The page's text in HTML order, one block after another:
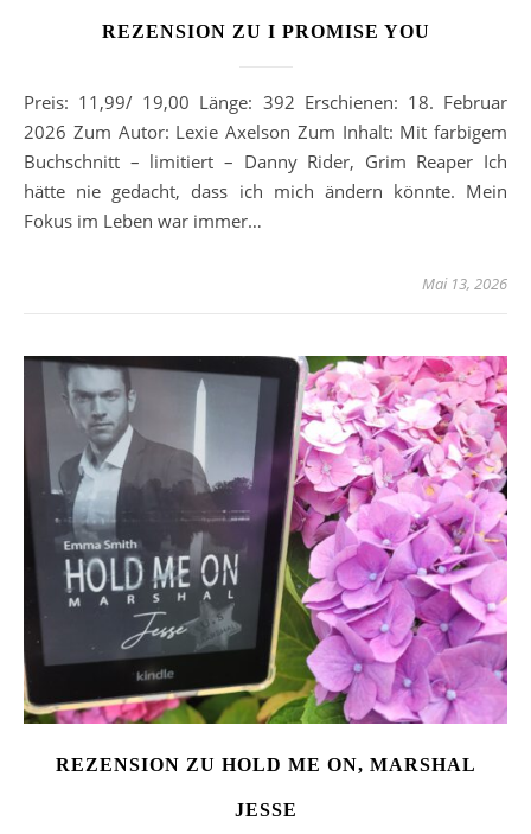
REZENSION ZU I PROMISE YOU
Preis: 11,99/ 19,00 Länge: 392 Erschienen: 18. Februar
2026 Zum Autor: Lexie Axelson Zum Inhalt: Mit farbigem
Buchschnitt – limitiert – Danny Rider, Grim Reaper Ich
hätte nie gedacht, dass ich mich ändern könnte. Mein
Fokus im Leben war immer…
Mai 13, 2026
REZENSION ZU HOLD ME ON, MARSHAL
JESSE